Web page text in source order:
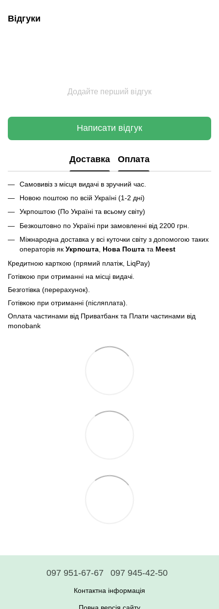
Відгуки
Додайте перший відгук
Написати відгук
Доставка Оплата
Самовивіз з місця видачі в зручний час.
Новою поштою по всій Україні (1-2 дні)
Укрпоштою (По Україні та всьому світу)
Безкоштовно по Україні при замовленні від 2200 грн.
Міжнародна доставка у всі куточки світу з допомогою таких
операторів як Укрпошта Нова Пошта та Meest
Кредитною карткою (прямий платіж, LiqPay)
Готівкою при отриманні на місці видачі.
Безготівка (перерахунок).
Готівкою при отриманні (післяплата).
Оплата частинами від Приватбанк та Плати частинами від
monobank
097 951-67-67 097 945-42-50
Контактна інформація
Повна версія сайту